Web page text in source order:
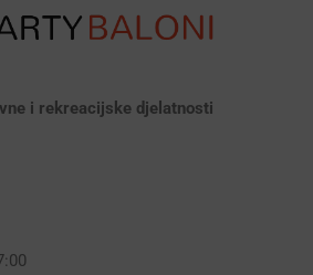
i rekreacijske djelatnosti